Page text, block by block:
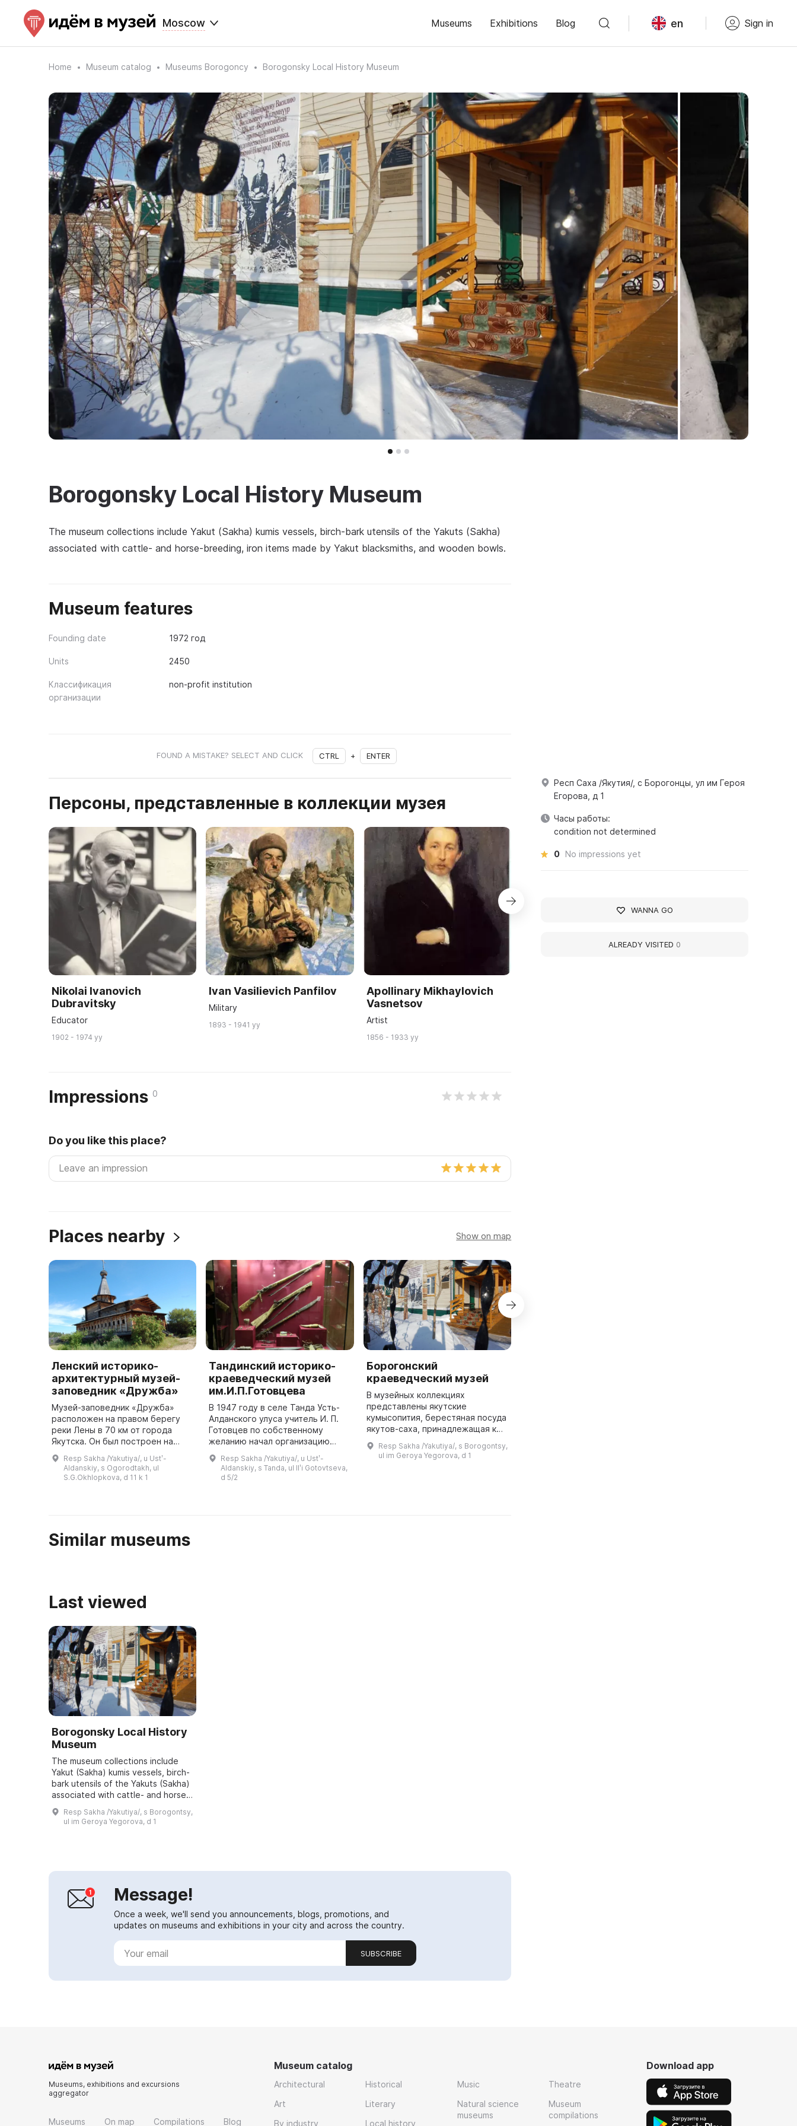
Moscow Museums Exhibitions Blog en Sign in
Home Museum catalog Museums Borogoncy Borogonsky Local History Museum
Borogonsky Local History Museum
The museum collections include Yakut (Sakha) kumis vessels, birch-bark utensils of the Yakuts (Sakha)
associated with cattle- and horse-breeding, iron items made by Yakut blacksmiths, and wooden bowls.
Museum features
Founding date 1972 год
Units 2450
Классификация
организации
non-profit institution
FOUND A MISTAKE? SELECT AND CLICK CTRL + ENTER
Персоны, представленные в коллекции музея
Nikolai Ivanovich
Dubravitsky
Educator
1902 - 1974 yy
Ivan Vasilievich Panfilov
Military
1893 - 1941 yy
Apollinary Mikhaylovich
Vasnetsov
Artist
1856 - 1933 yy
Impressions 0
Do you like this place?
Places nearby Show on map
Ленский историко-
архитектурный музей-
заповедник «Дружба»
Музей-заповедник «Дружба»
расположен на правом берегу
реки Лены в 70 км от города
Якутска. Он был построен на
исторической точке
первоначального основания г.
Якутска в 1632 году под
Resp Sakha /Yakutiya/, u Ustʹ-
Aldanskiy, s Ogorodtakh, ul
S.G.Okhlopkova, d 11 k 1
Тандинский историко-
краеведческий музей
им.И.П.Готовцева
В 1947 году в селе Танда Усть-
Алданского улуса учитель И. П.
Готовцев по собственному
желанию начал организацию
музея. Он планировал создать
краеведческий музей,
отражающий историю улуса и
Resp Sakha /Yakutiya/, u Ustʹ-
Aldanskiy, s Tanda, ul Ilʹi Gotovtseva,
d 5/2
Борогонский
краеведческий музей
В музейных коллекциях
представлены якутские
кумысопития, берестяная посуда
якутов-саха, принадлежащая к
скотоводческому и
коневодческому направлениям,
железные изделия якутских
Resp Sakha /Yakutiya/, s Borogontsy,
ul im Geroya Yegorova, d 1
Similar museums
Last viewed
Borogonsky Local History
Museum
The museum collections include
Yakut (Sakha) kumis vessels, birch-
bark utensils of the Yakuts (Sakha)
associated with cattle- and horse-
breeding, iron items made by Yakut
blacksmiths, and wooden bowls...
Resp Sakha /Yakutiya/, s Borogontsy,
ul im Geroya Yegorova, d 1
Message!
Once a week, we'll send you announcements, blogs, promotions, and
updates on museums and exhibitions in your city and across the country.
SUBSCRIBE
Респ Саха /Якутия/, с Борогонцы, ул им Героя
Егорова, д 1
Часы работы:
condition not determined
0 No impressions yet
WANNA GO
ALREADY VISITED 0
Museums, exhibitions and excursions
aggregator
Museums On map Compilations Blog
Museum catalog
Architectural
Art
By industry
Historical
Literary
Local history
Music
Natural science
museums
Theatre
Museum
compilations
Download app